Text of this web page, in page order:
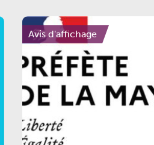
Avis d'affichage